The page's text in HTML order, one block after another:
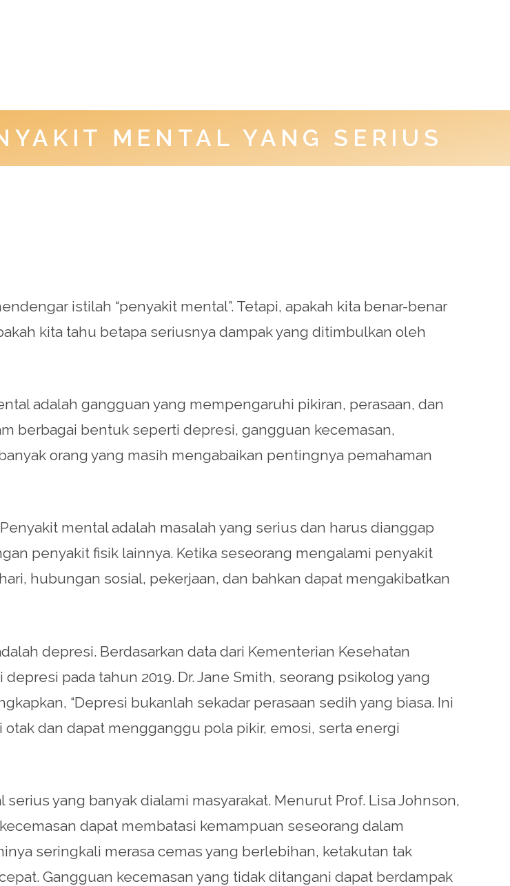
MENTAL YANG SERIUS
istilah “penyakit mental”. Tetapi, apakah kita benar-benar
kita tahu betapa seriusnya dampak yang ditimbulkan oleh
adalah gangguan yang mempengaruhi pikiran, perasaan, dan
berbagai bentuk seperti depresi, gangguan kecemasan,
orang yang masih mengabaikan pentingnya pemahaman
mental adalah masalah yang serius dan harus dianggap
penyakit fisik lainnya. Ketika seseorang mengalami penyakit
hubungan sosial, pekerjaan, dan bahkan dapat mengakibatkan
depresi. Berdasarkan data dari Kementerian Kesehatan
pada tahun 2019. Dr. Jane Smith, seorang psikolog yang
“Depresi bukanlah sekadar perasaan sedih yang biasa. Ini
dan dapat mengganggu pola pikir, emosi, serta energi
yang banyak dialami masyarakat. Menurut Prof. Lisa Johnson,
dapat membatasi kemampuan seseorang dalam
seringkali merasa cemas yang berlebihan, ketakutan tak
Gangguan kecemasan yang tidak ditangani dapat berdampak